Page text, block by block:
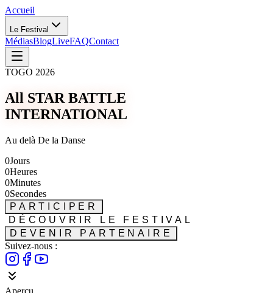
Accueil
Le Festival
MédiasBlogLiveFAQContact
TOGO 2026
All STAR BATTLE
INTERNATIONAL
Au delà De la Danse
0Jours
0Heures
0Minutes
0Secondes
PARTICIPER
DÉCOUVRIR LE FESTIVAL
DEVENIR PARTENAIRE
Suivez-nous :
Aperçu